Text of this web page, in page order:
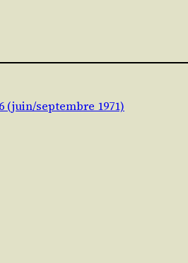
(juin/septembre 1971)